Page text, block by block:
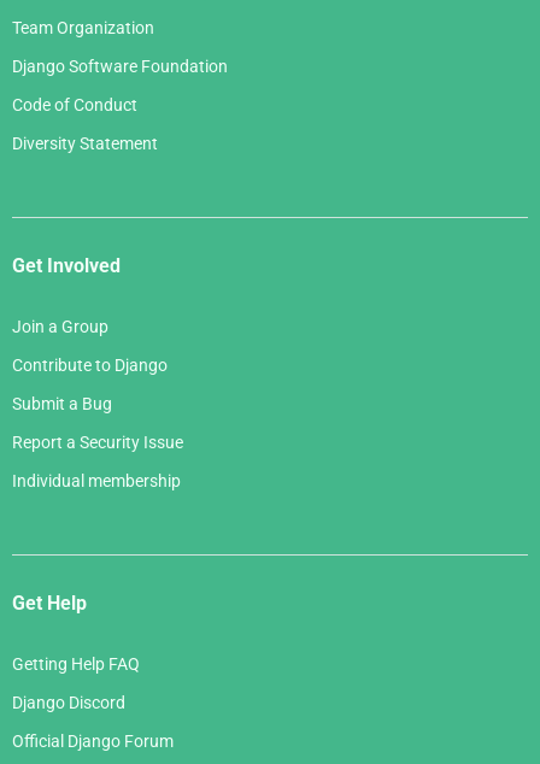
Team Organization
Django Software Foundation
Code of Conduct
Diversity Statement
Get Involved
Join a Group
Contribute to Django
Submit a Bug
Report a Security Issue
Individual membership
Get Help
Getting Help FAQ
Django Discord
Official Django Forum